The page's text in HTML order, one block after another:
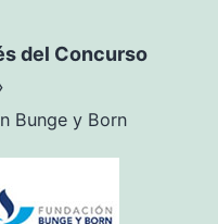
del Concurso
Bunge y Born